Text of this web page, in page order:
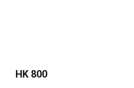
HK 800